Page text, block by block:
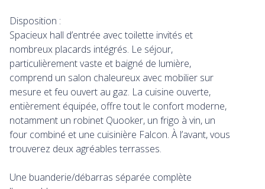
Disposition :
Spacieux hall d’entrée avec toilette invités et
nombreux placards intégrés. Le séjour,
particulièrement vaste et baigné de lumière,
comprend un salon chaleureux avec mobilier sur
mesure et feu ouvert au gaz. La cuisine ouverte,
entièrement équipée, offre tout le confort moderne,
notamment un robinet Quooker, un frigo à vin, un
four combiné et une cuisinière Falcon. À l’avant, vous
trouverez deux agréables terrasses.
Une buanderie/débarras séparée complète